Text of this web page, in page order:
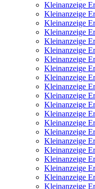
Kleinanzeige
Kleinanzeige
Kleinanzeige
Kleinanzeige
Kleinanzeige
Kleinanzeige
Kleinanzeige
Kleinanzeige
Kleinanzeige
Kleinanzeige
Kleinanzeige
Kleinanzeige
Kleinanzeige
Kleinanzeige
Kleinanzeige
Kleinanzeige
Kleinanzeige
Kleinanzeige
Kleinanzeige
Kleinanzeige
Kleinanzeige